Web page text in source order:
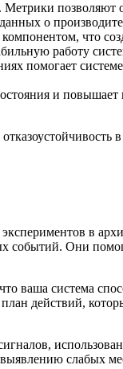
позволяют
о
что
работу
и
в
событий. Они
ваша система
действий,
слабых